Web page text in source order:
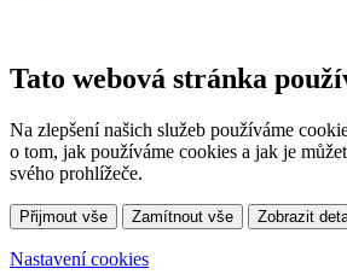
Tato webová stránka
Na zlepšení našich služeb používáme
o tom, jak používáme cookies a jak je
svého prohlížeče.
Přijmout vše Zamítnout vše Zobrazit
Nastavení cookies